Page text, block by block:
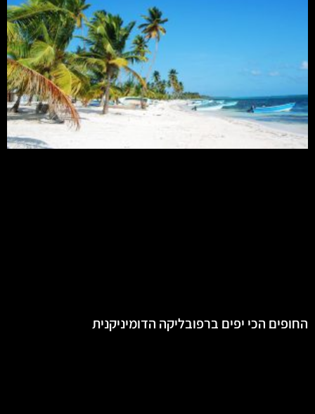
החופים הכי יפים ברפובליקה הדומיניקנית